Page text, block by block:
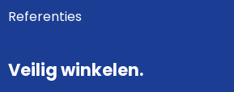
Referenties
Veilig winkelen.